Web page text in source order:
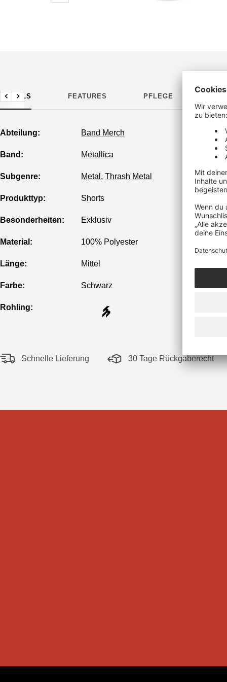
DETAILS FEATURES PFLEGE
ZurückWeiter
Abteilung: Band Merch
Band: Metallica
Subgenre: Metal , Thrash Metal
Produkttyp: Shorts
Besonderheiten: Exklusiv
Material: 100% Polyester
Länge: Mittel
Farbe: Schwarz
Rohling:
Schnelle Lieferung 30 Tage Rückgaberecht